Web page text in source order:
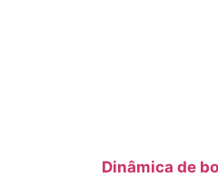
Dinâmica de